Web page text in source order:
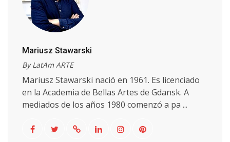
Mariusz Stawarski
By LatAm ARTE
Mariusz Stawarski nació en 1961. Es licenciado
en la Academia de Bellas Artes de Gdansk. A
mediados de los años 1980 comenzó a pa ...